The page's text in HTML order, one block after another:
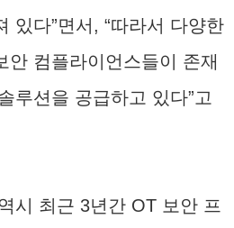
있다”면서, “따라서 다양한
안 컴플라이언스들이 존재
루션을 공급하고 있다”고
시 최근 3년간 OT 보안 프